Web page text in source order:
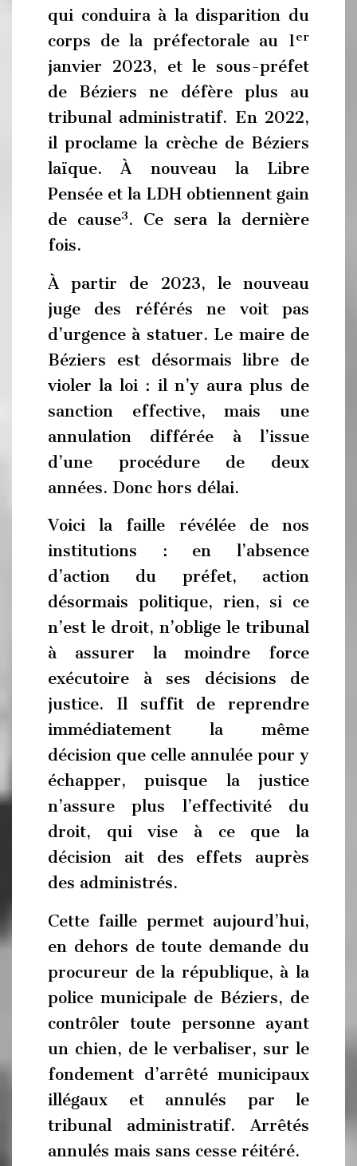
qui conduira à la disparition du
corps de la préfectorale au 1er
janvier 2023, et le sous-préfet
de Béziers ne défère plus au
tribunal administratif. En 2022,
il proclame la crèche de Béziers
laïque. À nouveau la Libre
Pensée et la LDH obtiennent gain
de cause3. Ce sera la dernière
fois.
À partir de 2023, le nouveau
juge des référés ne voit pas
d’urgence à statuer. Le maire de
Béziers est désormais libre de
violer la loi : il n’y aura plus de
sanction effective, mais une
annulation différée à l’issue
d’une procédure de deux
années. Donc hors délai.
Voici la faille révélée de nos
institutions : en l’absence
d’action du préfet, action
désormais politique, rien, si ce
n’est le droit, n’oblige le tribunal
à assurer la moindre force
exécutoire à ses décisions de
justice. Il suffit de reprendre
immédiatement la même
décision que celle annulée pour y
échapper, puisque la justice
n’assure plus l’effectivité du
droit, qui vise à ce que la
décision ait des effets auprès
des administrés.
Cette faille permet aujourd’hui,
en dehors de toute demande du
procureur de la république, à la
police municipale de Béziers, de
contrôler toute personne ayant
un chien, de le verbaliser, sur le
fondement d’arrêté municipaux
illégaux et annulés par le
tribunal administratif. Arrêtés
annulés mais sans cesse réitéré.